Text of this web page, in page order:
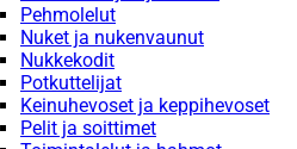
Pehmolelut
Nuket ja nukenvaunut
Nukkekodit
Potkuttelijat
Keinuhevoset ja keppihevoset
Pelit ja soittimet